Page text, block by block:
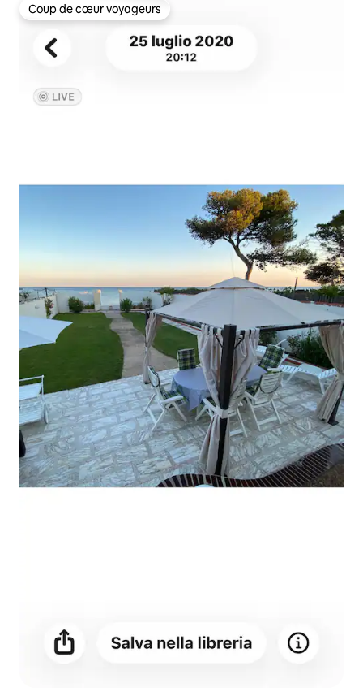
Coup de cœur voyageurs
Coup de cœur voyageurs